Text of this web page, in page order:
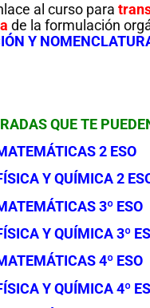
al curso para
de la formulación
Y
QUE TE
2 ESO
Y QUÍMICA 2
3º ESO
Y QUÍMICA 3º
4º ESO
Y QUÍMICA 4º